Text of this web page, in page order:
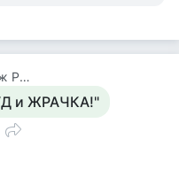
Вадим Козлов-Член Сп И Сж России.будут Вопросы -Звоните 8 926 571 18 95
и ЖРАЧКА!"